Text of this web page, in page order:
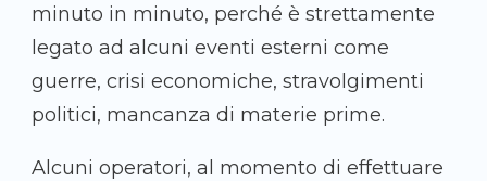
minuto in minuto, perché è strettamente
legato ad alcuni eventi esterni come
guerre, crisi economiche, stravolgimenti
politici, mancanza di materie prime.
Alcuni operatori, al momento di effettuare